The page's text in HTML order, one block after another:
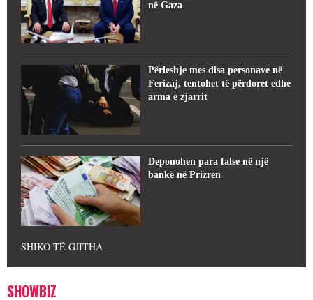
në Gaza
Përleshje mes disa personave në
Ferizaj, tentohet të përdoret edhe
arma e zjarrit
Deponohen para false në një
bankë në Prizren
SHIKO TË GJITHA
SHOWBIZ